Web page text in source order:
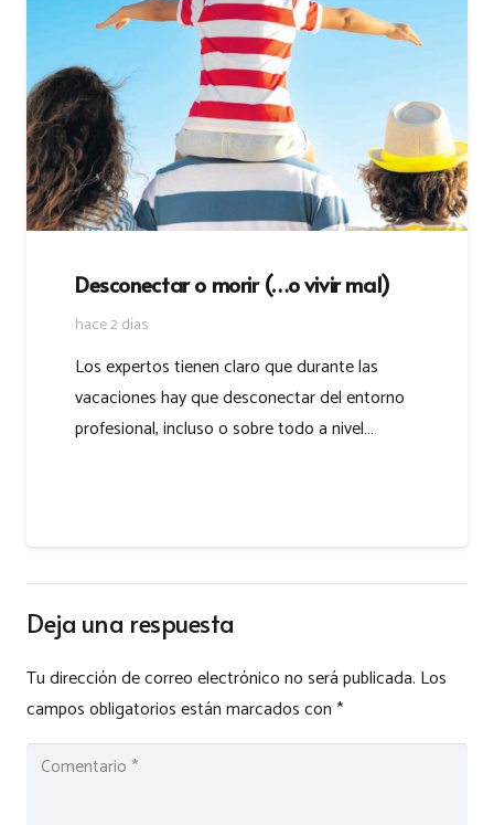
Desconectar o morir (…o vivir mal)
hace 2 días
Los expertos tienen claro que durante las
vacaciones hay que desconectar del entorno
profesional, incluso o sobre todo a nivel…
Deja una respuesta
Tu dirección de correo electrónico no será publicada. Los
campos obligatorios están marcados con*